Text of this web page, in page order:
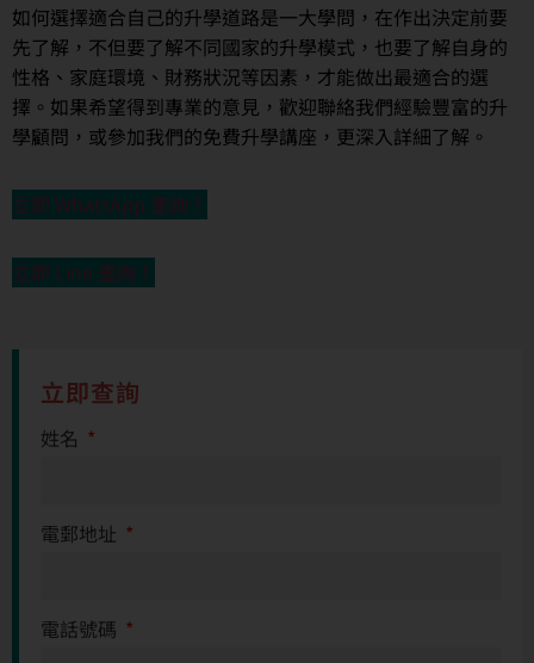
如何選擇適合自己的升學道路是一大學問，在作出決定前要
先了解，不但要了解不同國家的升學模式，也要了解自身的
性格、家庭環境、財務狀況等因素，才能做出最適合的選
擇。如果希望得到專業的意見，歡迎聯絡我們經驗豐富的升
學顧問，或參加我們的免費升學講座，更深入詳細了解。
立即 WhatsApp 查詢！
立即 Line 查詢！
立即查詢
姓名
電郵地址
電話號碼